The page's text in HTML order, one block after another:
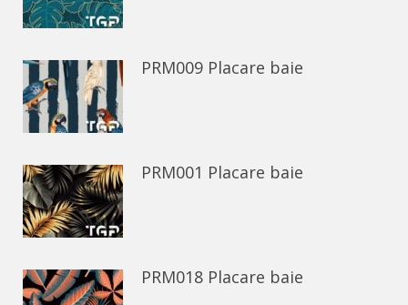
PRM009 Placare baie
PRM001 Placare baie
PRM018 Placare baie